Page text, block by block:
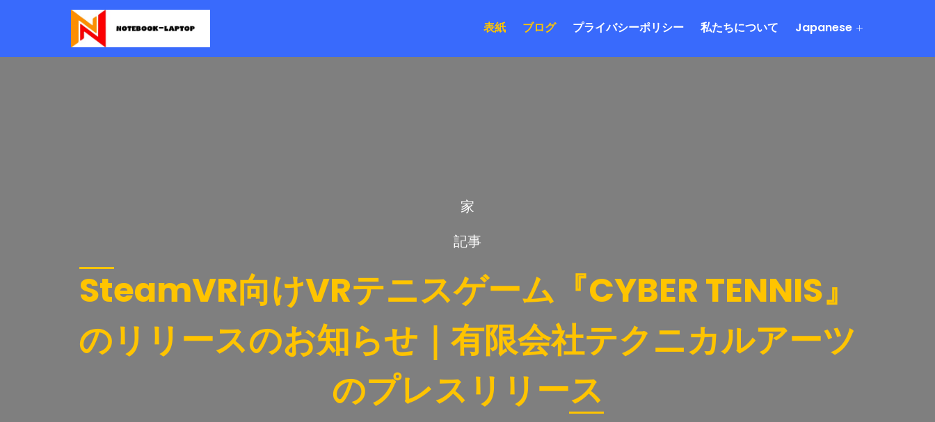
表紙 ブログ プライバシーポリシー 私たちについて Japanese
家
記事
SteamVR向けVRテニスゲーム『CYBER TENNIS』
のリリースのお知らせ｜有限会社テクニカルアーツ
のプレスリリース